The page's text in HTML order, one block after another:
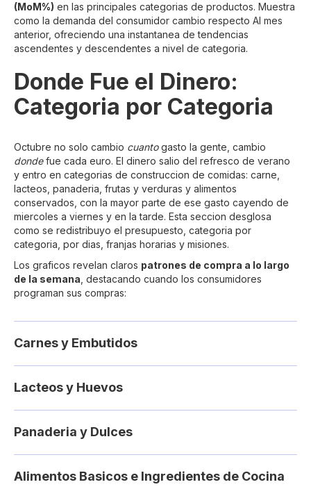
(MoM%) en las principales categorias de productos. Muestra
como la demanda del consumidor cambio respecto AI mes
anterior, ofreciendo una instantanea de tendencias
ascendentes y descendentes a nivel de categoria.
Donde Fue el Dinero:
Categoria por Categoria
Octubre no solo cambio cuantogasto la gente, cambio
dondefue cada euro. El dinero salio del refresco de verano
y entro en categorias de construccion de comidas: carne,
lacteos, panaderia, frutas y verduras y alimentos
conservados, con la mayor parte de ese gasto cayendo de
miercoles a viernes y en la tarde. Esta seccion desglosa
como se redistribuyo el presupuesto, categoria por
categoria, por dias, franjas horarias y misiones.
Los graficos revelan claros patrones de compra a lo largo
de la semana , destacando cuando los consumidores
programan sus compras:
Carnes y Embutidos
Lacteos y Huevos
Panaderia y Dulces
Alimentos Basicos e Ingredientes de Cocina